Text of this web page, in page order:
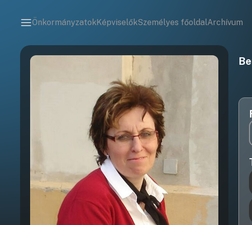
ÖnkormányzatokKépviselőkSzemélyes főoldalArchívum